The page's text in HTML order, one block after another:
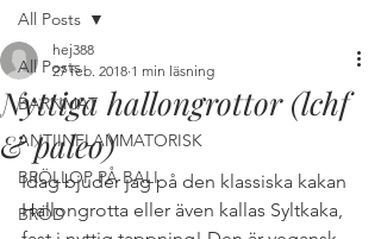
All Posts
BARNMAT
ANTIINFLAMMATORISK
BRÖLLOP PÅ BALI
BRÖD
All Posts
Nyttiga hallongrottor (lchf
& paleo)
hej388
27 feb. 2018 1 min läsning
Idag bjuder jag på den klassiska kakan
Hallongrotta eller även kallas Syltkaka,